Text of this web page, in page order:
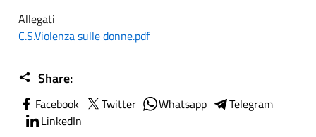
Allegati
C.S.Violenza sulle donne.pdf
Share:
Facebook Twitter Whatsapp
Telegram
LinkedIn